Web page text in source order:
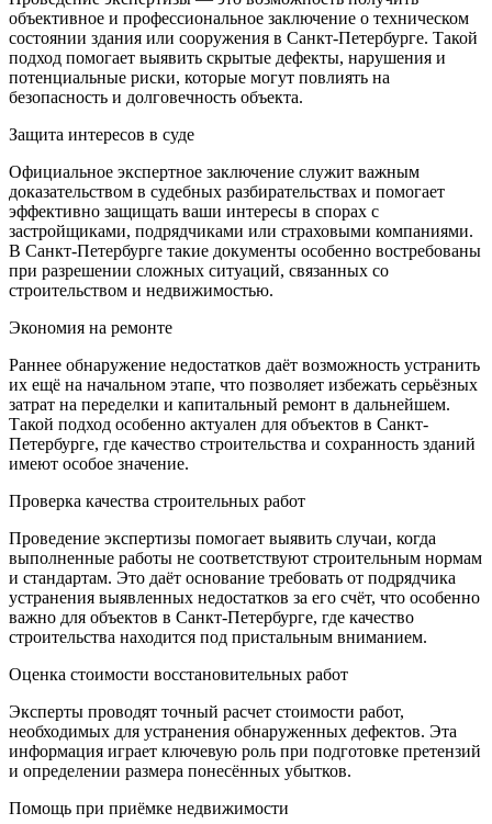
объективное и профессиональное заключение о техническом
состоянии здания или сооружения в Санкт-Петербурге. Такой
подход помогает выявить скрытые дефекты, нарушения и
потенциальные риски, которые могут повлиять на
безопасность и долговечность объекта.
Защита интересов в суде
Официальное экспертное заключение служит важным
доказательством в судебных разбирательствах и помогает
эффективно защищать ваши интересы в спорах с
застройщиками, подрядчиками или страховыми компаниями.
В Санкт-Петербурге такие документы особенно востребованы
при разрешении сложных ситуаций, связанных со
строительством и недвижимостью.
Экономия на ремонте
Раннее обнаружение недостатков даёт возможность устранить
их ещё на начальном этапе, что позволяет избежать серьёзных
затрат на переделки и капитальный ремонт в дальнейшем.
Такой подход особенно актуален для объектов в Санкт-
Петербурге, где качество строительства и сохранность зданий
имеют особое значение.
Проверка качества строительных работ
Проведение экспертизы помогает выявить случаи, когда
выполненные работы не соответствуют строительным нормам
и стандартам. Это даёт основание требовать от подрядчика
устранения выявленных недостатков за его счёт, что особенно
важно для объектов в Санкт-Петербурге, где качество
строительства находится под пристальным вниманием.
Оценка стоимости восстановительных работ
Эксперты проводят точный расчет стоимости работ,
необходимых для устранения обнаруженных дефектов. Эта
информация играет ключевую роль при подготовке претензий
и определении размера понесённых убытков.
Помощь при приёмке недвижимости